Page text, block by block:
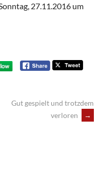
27.11.2016 um
Gut gespielt und trotzdem
verloren
→